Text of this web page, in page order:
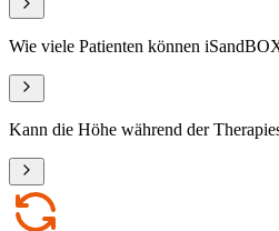
Wie viele Patienten können
Kann die Höhe während der